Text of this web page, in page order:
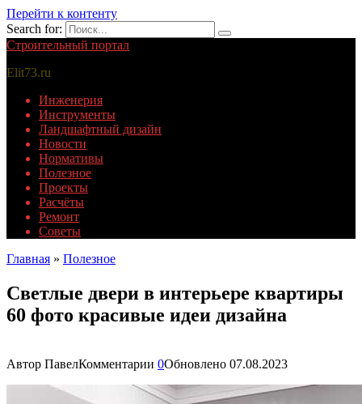
Перейти к контенту
Search for:
Строительный портал
Elit73.ru
Инженерия
Инструменты
Ландшафтный дизайн
Новости
Нормативы
Полезное
Проекты
Расчёты
Ремонт
Советы
Главная » Полезное
Светлые двери в интерьере квартиры
60 фото красивые идеи дизайна
Автор ПавелКомментарии 0Обновлено 07.08.2023